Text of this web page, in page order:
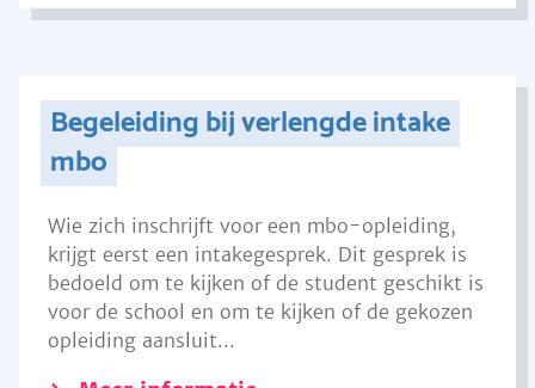
Begeleiding bij verlengde intake
mbo
Wie zich inschrijft voor een mbo-opleiding,
krijgt eerst een intakegesprek. Dit gesprek is
bedoeld om te kijken of de student geschikt is
voor de school en om te kijken of de gekozen
opleiding aansluit...